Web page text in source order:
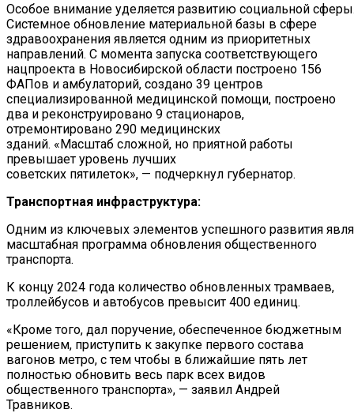
Особое внимание уделяется развитию социальной
Системное обновление материальной базы в сфере
здравоохранения является одним из приоритетных
направлений. С момента запуска соответствующего
нацпроекта в Новосибирской области построено 156
ФАПов и амбулаторий, создано 39 центров
специализированной медицинской помощи, построено
два и реконструировано 9 стационаров,
отремонтировано 290 медицинских
зданий. «Масштаб сложной, но приятной работы
превышает уровень лучших
советских пятилеток», — подчеркнул губернатор.
Транспортная инфраструктура:
Одним из ключевых элементов успешного развития
масштабная программа обновления общественного
транспорта.
К концу 2024 года количество обновленных трамваев,
троллейбусов и автобусов превысит 400 единиц.
«Кроме того, дал поручение, обеспеченное бюджетным
решением, приступить к закупке первого состава
вагонов метро, с тем чтобы в ближайшие пять лет
полностью обновить весь парк всех видов
общественного транспорта», — заявил Андрей
Травников.